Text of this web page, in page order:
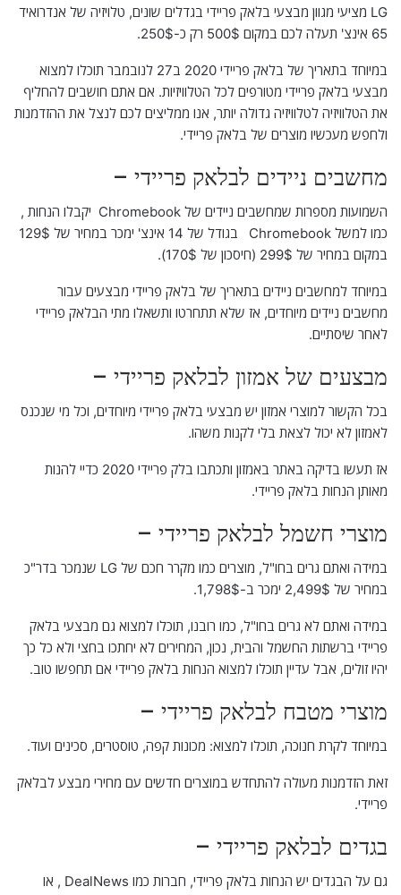
LG מציעי מגוון מבצעי בלאק פריידי בגדלים שונים, טלויזיה של אנדרואיד
65 אינצ' תעלה לכם במקום 500$ רק כ-250$.
במיוחד בתאריך של בלאק פריידי 2020 ב27 לנובמבר תוכלו למצוא
מבצעי בלאק פריידי מטורפים לכל הטלוויזיות. אם אתם חושבים להחליף
את הטלוויזיה לטלוויזיה גדולה יותר, אנו ממליצים לכם לנצל את ההזדמנות
ולחפש מעכשיו מוצרים של בלאק פריידי.
מחשבים ניידים לבלאק פריידי –
השמועות מספרות שמחשבים ניידים של Chromebook יקבלו הנחות ,
כמו למשל Chromebook בגודל של 14 אינצ' ימכר במחיר של 129$
במקום במחיר של 299$ (חיסכון של 170$).
במיוחד למחשבים ניידים בתאריך של בלאק פריידי מבצעים עבור
מחשבים ניידים מיוחדים, אז שלא תתחרטו ותשאלו מתי הבלאק פריידי
לאחר שיסתיים.
מבצעים של אמזון לבלאק פריידי –
בכל הקשור למוצרי אמזון יש מבצעי בלאק פריידי מיוחדים, וכל מי שנכנס
לאמזון לא יכול לצאת בלי לקנות משהו.
אז תעשו בדיקה באתר באמזון ותכתבו בלק פריידי 2020 כדיי להנות
מאותן הנחות בלאק פריידי.
מוצרי חשמל לבלאק פריידי –
במידה ואתם גרים בחו"ל, מוצרים כמו מקרר חכם של LG שנמכר בדר"כ
במחיר של 2,499$ ימכר ב-1,798$.
במידה ואתם לא גרים בחו"ל, כמו רובנו, תוכלו למצוא גם מבצעי בלאק
פריידי ברשתות החשמל והבית, נכון, המחירים לא יחתכו בחצי ולא כל כך
יהיו זולים, אבל עדיין תוכלו למצוא הנחות בלאק פריידי אם תחפשו טוב.
מוצרי מטבח לבלאק פריידי –
במיוחד לקרת חנוכה, תוכלו למצוא: מכונות קפה, טוסטרים, סכינים ועוד.
זאת הזדמנות מעולה להתחדש במוצרים חדשים עם מחירי מבצע לבלאק
פריידי.
בגדים לבלאק פריידי –
גם על הבגדים יש הנחות בלאק פריידי, חברות כמו DealNews , או